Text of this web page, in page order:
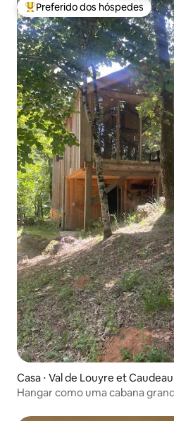
Entre os melhores preferidos
Preferido dos hóspedes
Casa ⋅ Val de Louyre et Caudeau
Hangar como uma cabana